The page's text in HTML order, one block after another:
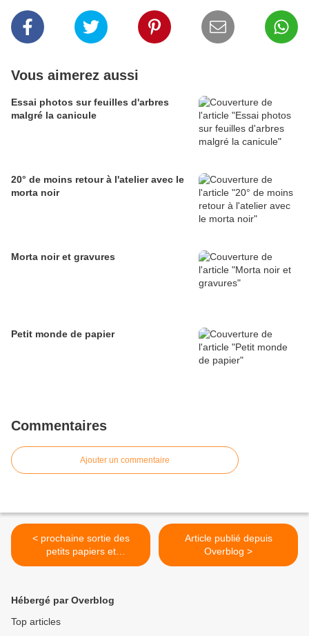
Vous aimerez aussi
Essai photos sur feuilles d'arbres
malgré la canicule
20° de moins retour à l'atelier avec le
morta noir
Morta noir et gravures
Petit monde de papier
Commentaires
Ajouter un commentaire
< prochaine sortie des
petits papiers et
démonstration
Article publié depuis
Overblog >
Hébergé par Overblog
Top articles